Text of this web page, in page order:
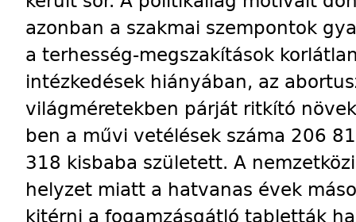
azonban a szakmai szempontok
a terhesség-megszakítások
intézkedések hiányában, az
világméretekben párját ritkító
ben a művi vetélések száma 206
318 kisbaba született. A
helyzet miatt a hatvanas évek
kitérni a fogamzásgátló tabletták